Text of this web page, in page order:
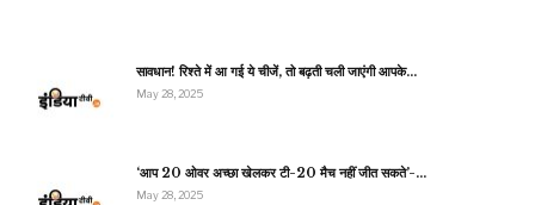
सावधान! रिश्ते में आ गई ये चीजें, तो बढ़ती चली जाएंगी आपके…
May 28, 2025
‘आप 20 ओवर अच्छा खेलकर टी-20 मैच नहीं जीत सकते’-…
May 28, 2025